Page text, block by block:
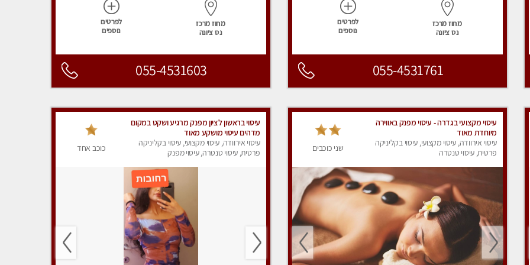
מחוז מרכז
נס ציונה
לפרטים
נוספים
055-4531761
מחוז מרכז
נס ציונה
לפרטים
נוספים
055-4531603
עיסוי מקצועי בגדרה - עיסוי מפנק באווירה
מיוחדת מאוד
עיסוי אירוודה, עיסוי מקצועי, עיסוי בקליניקה
פרטית, עיסוי טנטרה
שני כוכבים
עיסוי בראשון לציון מפנק מרגיע ושקט במקום
מדהים עיסוי מושקע מאוד
עיסוי אירוודה, עיסוי מקצועי, עיסוי בקליניקה
פרטית, עיסוי טנטרה, עיסוי מפנק
כוכב אחד